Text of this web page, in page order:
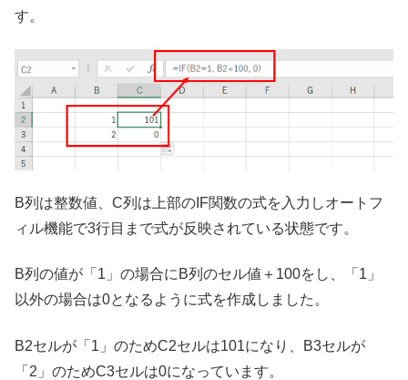
す。
B列は整数値、C列は上部のIF関数の式を入力しオートフ
ィル機能で3行目まで式が反映されている状態です。
B列の値が「1」の場合にB列のセル値＋100をし、「1」
以外の場合は0となるように式を作成しました。
B2セルが「1」のためC2セルは101になり、B3セルが
「2」のためC3セルは0になっています。